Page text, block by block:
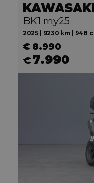
BK1 my25
2025 | 9230 km | 948
€ 8.990
€7.990